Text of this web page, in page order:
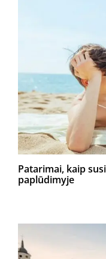
Patarimai, kaip
paplūdimyje